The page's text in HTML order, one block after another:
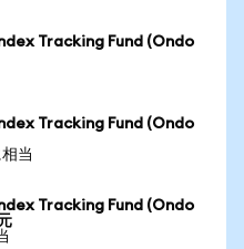
Tracking Fund (Ondo
Tracking Fund (Ondo
当
Tracking Fund (Ondo